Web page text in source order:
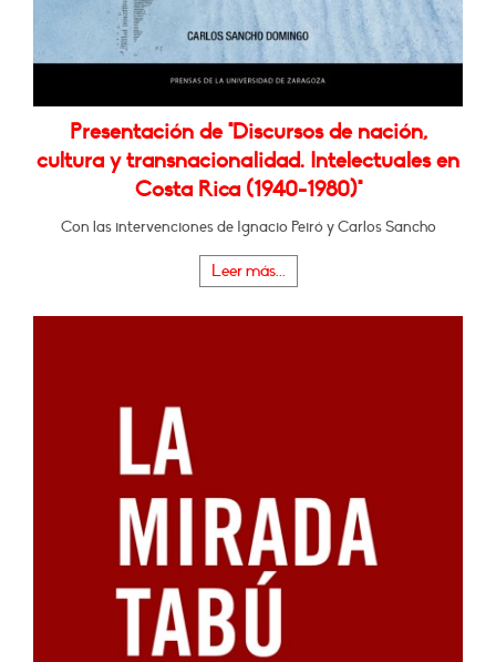
Presentación de "Discursos de nación,
cultura y transnacionalidad. Intelectuales en
Costa Rica (1940-1980)"
Con las intervenciones de Ignacio Peiró y Carlos Sancho
Leer más...